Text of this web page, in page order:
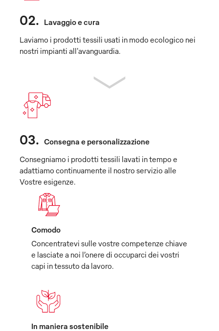
02. Lavaggio e cura
Laviamo i prodotti tessili usati in modo ecologico nei
nostri impianti all'avanguardia.
03. Consegna e personalizzazione
Consegniamo i prodotti tessili lavati in tempo e
adattiamo continuamente il nostro servizio alle
Vostre esigenze.
Comodo
Concentratevi sulle vostre competenze chiave
e lasciate a noi l’onere di occuparci dei vostri
capi in tessuto da lavoro.
In maniera sostenibile